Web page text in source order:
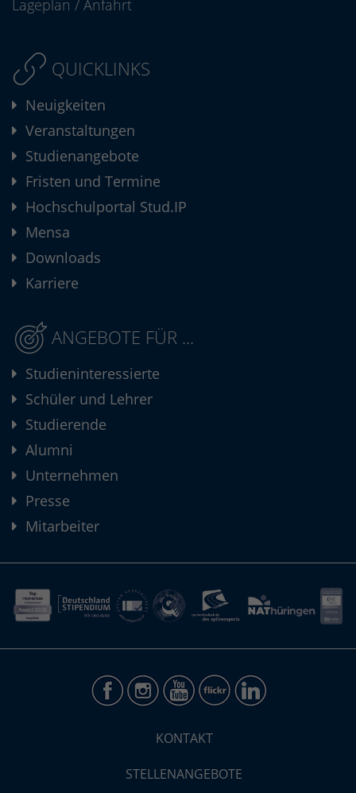
Lageplan / Anfahrt
QUICKLINKS
Neuigkeiten
Veranstaltungen
Studienangebote
Fristen und Termine
Hochschulportal Stud.IP
Mensa
Downloads
Karriere
ANGEBOTE FÜR ...
Studieninteressierte
Schüler und Lehrer
Studierende
Alumni
Unternehmen
Presse
Mitarbeiter
KONTAKT
STELLENANGEBOTE